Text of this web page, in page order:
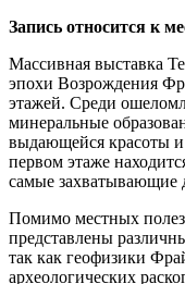
Запись относится к
Массивная выставка
эпохи Возрождения
этажей. Среди
минеральные
выдающейся красоты
первом этаже
самые захватывающие
Помимо местных
представлены
так как геофизики
археологических